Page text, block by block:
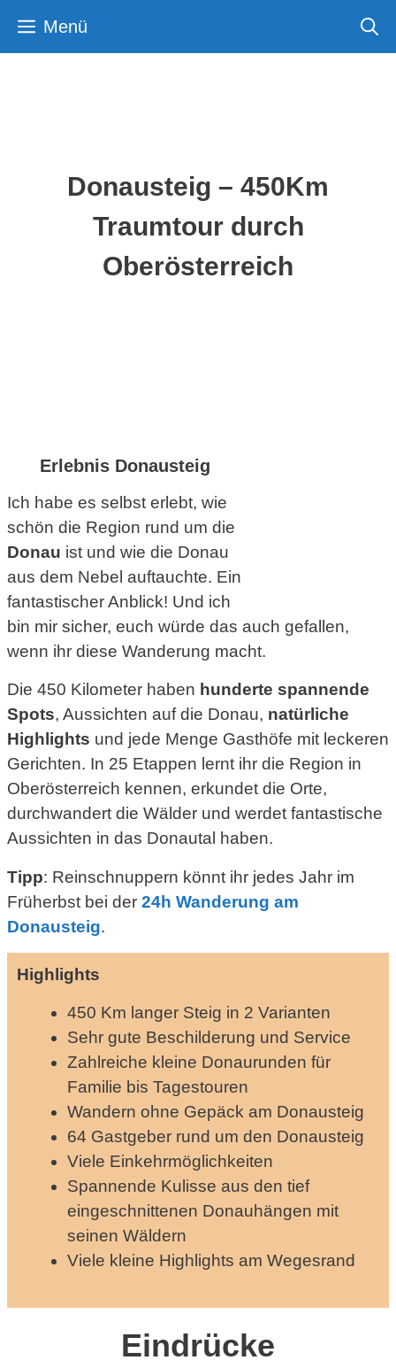
Inhalt Menü
Donausteig – 450Km
Traumtour durch
Oberösterreich
Erlebnis Donausteig
Ich habe es selbst erlebt, wie
schön die Region rund um die
Donau ist und wie die Donau
aus dem Nebel auftauchte. Ein
fantastischer Anblick! Und ich
bin mir sicher, euch würde das auch gefallen,
wenn ihr diese Wanderung macht.
Die 450 Kilometer haben hunderte spannende
Spots, Aussichten auf die Donau, natürliche
Highlights und jede Menge Gasthöfe mit leckeren
Gerichten. In 25 Etappen lernt ihr die Region in
Oberösterreich kennen, erkundet die Orte,
durchwandert die Wälder und werdet fantastische
Aussichten in das Donautal haben.
Tipp: Reinschnuppern könnt ihr jedes Jahr im
Früherbst bei der 24h Wanderung am
Donausteig.
Highlights
450 Km langer Steig in 2 Varianten
Sehr gute Beschilderung und Service
Zahlreiche kleine Donaurunden für
Familie bis Tagestouren
Wandern ohne Gepäck am Donausteig
64 Gastgeber rund um den Donausteig
Viele Einkehrmöglichkeiten
Spannende Kulisse aus den tief
eingeschnittenen Donauhängen mit
seinen Wäldern
Viele kleine Highlights am Wegesrand
Eindrücke